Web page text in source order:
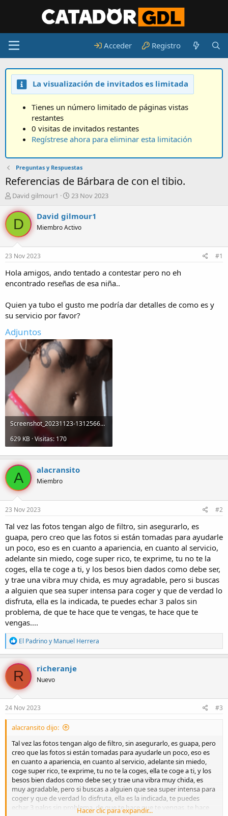
Acceder Registro
La visualización de invitados es limitada
Tienes un número limitado de páginas vistas
restantes
0 visitas de invitados restantes
Regístrese ahora para eliminar esta limitación
Preguntas y Respuestas
Referencias de Bárbara de con el tibio.
A
t
d
e
e
m
David gilmour1
F
c
h
a
e
n
c
o
23 Nov 2023
D David gilmour1
Miembro Activo
23 Nov 2023 #1
Hola amigos, ando tentado a contestar pero no eh
encontrado reseñas de esa niña..
Quien ya tubo el gusto me podría dar detalles de como es y
su servicio por favor?
Adjuntos
Screenshot_20231123-131256651 (1).png
629 KB · Visitas: 170
A alacransito
Miembro
23 Nov 2023 #2
Tal vez las fotos tengan algo de filtro, sin asegurarlo, es
guapa, pero creo que las fotos si están tomadas para ayudarle
un poco, eso es en cuanto a apariencia, en cuanto al servicio,
adelante sin miedo, coge super rico, te exprime, tu no te la
coges, ella te coge a ti, y los besos bien dados como debe ser,
y trae una vibra muy chida, es muy agradable, pero si buscas
a alguien que sea super intensa para coger y que de verdad lo
disfruta, ella es la indicada, te puedes echar 3 palos sin
problema, de que te hace que te vengas, te hace que te
vengas....
R
e
a
c
c
i
o
n
e
El Padrinoy Manuel Herrera
R richeranje
Nuevo
24 Nov 2023 #3
alacransito dijo:
Tal vez las fotos tengan algo de filtro, sin asegurarlo, es guapa, pero
creo que las fotos si están tomadas para ayudarle un poco, eso es
en cuanto a apariencia, en cuanto al servicio, adelante sin miedo,
coge super rico, te exprime, tu no te la coges, ella te coge a ti, y los
besos bien dados como debe ser, y trae una vibra muy chida, es
muy agradable, pero si buscas a alguien que sea super intensa para
coger y que de verdad lo disfruta, ella es la indicada, te puedes
echar 3 palos sin problema, de que te hace que te vengas, te hace
Hacer clic para expandir...